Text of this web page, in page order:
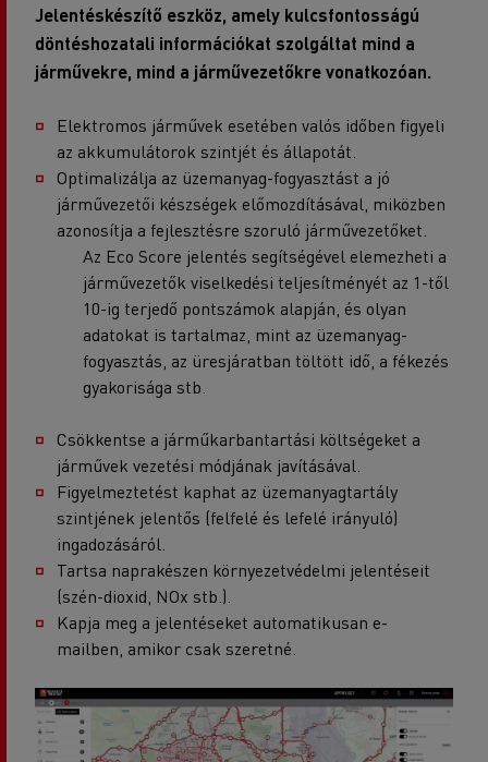
Jelentéskészítő eszköz, amely kulcsfontosságú
döntéshozatali információkat szolgáltat mind a
járművekre, mind a járművezetőkre vonatkozóan.
Elektromos járművek esetében valós időben figyeli
az akkumulátorok szintjét és állapotát.
Optimalizálja az üzemanyag-fogyasztást a jó
járművezetői készségek előmozdításával, miközben
azonosítja a fejlesztésre szoruló járművezetőket.
Az Eco Score jelentés segítségével elemezheti a
járművezetők viselkedési teljesítményét az 1-től
10-ig terjedő pontszámok alapján, és olyan
adatokat is tartalmaz, mint az üzemanyag-
fogyasztás, az üresjáratban töltött idő, a fékezés
gyakorisága stb.
Csökkentse a járműkarbantartási költségeket a
járművek vezetési módjának javításával.
Figyelmeztetést kaphat az üzemanyagtartály
szintjének jelentős (felfelé és lefelé irányuló)
ingadozásáról.
Tartsa naprakészen környezetvédelmi jelentéseit
(szén-dioxid, NOx stb.).
Kapja meg a jelentéseket automatikusan e-
mailben, amikor csak szeretné.